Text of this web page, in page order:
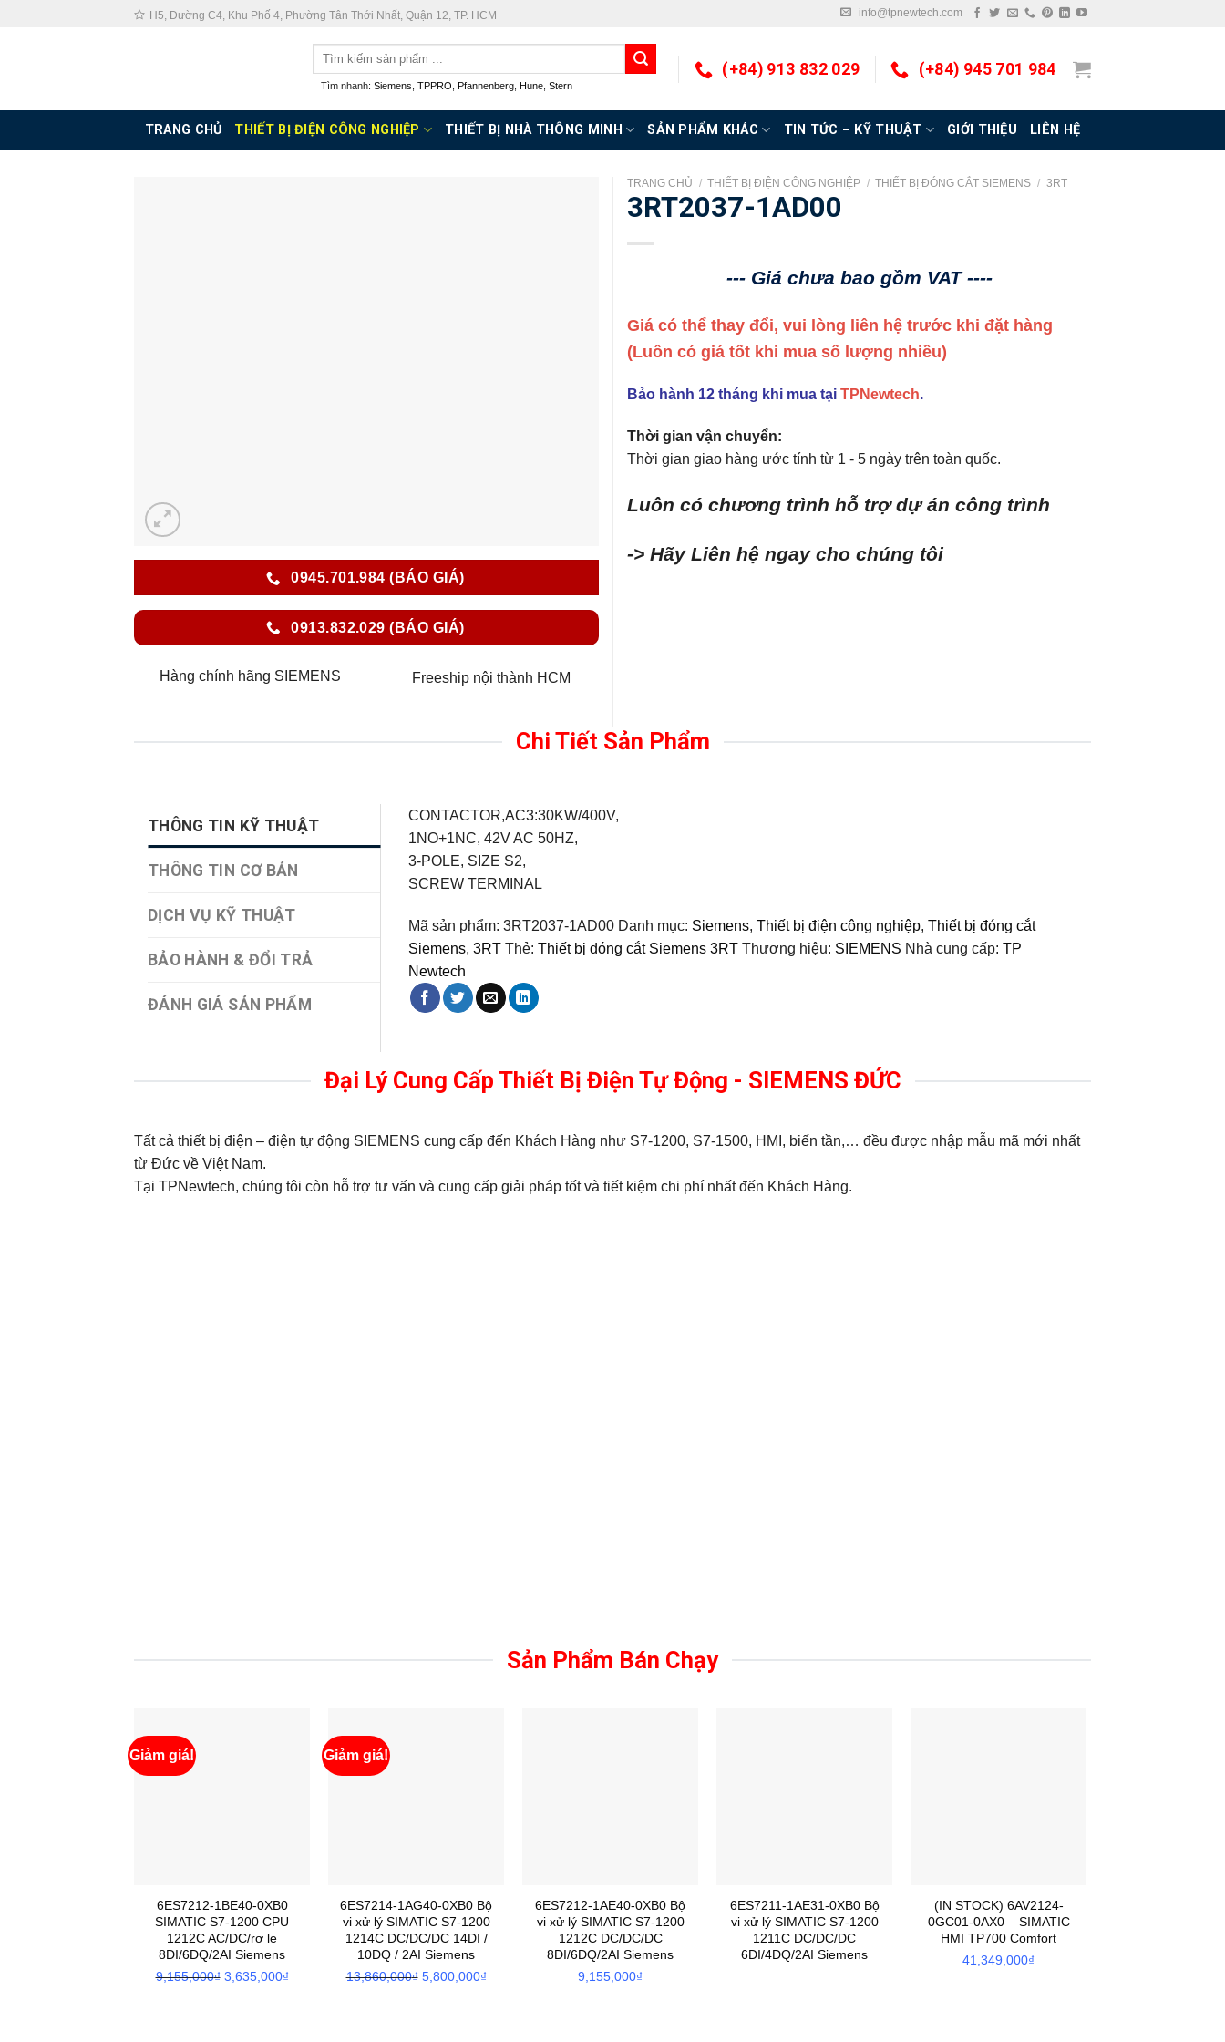
H5, Đường C4, Khu Phố 4, Phường Tân Thới Nhất, Quận 12, TP. HCM info@tpnewtech.com
Tìm
Tìm nhanh: Siemens TPPRO Pfannenberg Hune Stern
(+84) 913 832 029 (+84) 945 701 984
TRANG CHỦ THIẾT BỊ ĐIỆN CÔNG NGHIỆP THIẾT BỊ NHÀ THÔNG MINH SẢN PHẨM KHÁC TIN TỨC – KỸ THUẬT GIỚI THIỆU LIÊN HỆ
0945.701.984 (BÁO GIÁ)
0913.832.029 (BÁO GIÁ)
Hàng chính hãng SIEMENS Freeship nội thành HCM
TRANG CHỦ / THIẾT BỊ ĐIỆN CÔNG NGHIỆP / THIẾT BỊ ĐÓNG CẮT SIEMENS / 3RT
3RT2037-1AD00
--- Giá chưa bao gồm VAT ----
Giá có thể thay đổi, vui lòng liên hệ trước khi đặt hàng
(Luôn có giá tốt khi mua số lượng nhiều)
Bảo hành 12 tháng khi mua tại TPNewtech.
Thời gian vận chuyển:
Thời gian giao hàng ước tính từ 1 - 5 ngày trên toàn quốc.
Luôn có chương trình hỗ trợ dự án công trình
-> Hãy Liên hệ ngay cho chúng tôi
Chi Tiết Sản Phẩm
THÔNG TIN KỸ THUẬT
THÔNG TIN CƠ BẢN
DỊCH VỤ KỸ THUẬT
BẢO HÀNH & ĐỔI TRẢ
ĐÁNH GIÁ SẢN PHẨM
CONTACTOR,AC3:30KW/400V,
1NO+1NC, 42V AC 50HZ,
3-POLE, SIZE S2,
SCREW TERMINAL
Mã sản phẩm: 3RT2037-1AD00 Danh mục: Siemens, Thiết bị điện công nghiệp, Thiết bị đóng cắt
Siemens, 3RT Thẻ: Thiết bị đóng cắt Siemens 3RT Thương hiệu: SIEMENS Nhà cung cấp: TP
Newtech
Đại Lý Cung Cấp Thiết Bị Điện Tự Động - SIEMENS ĐỨC
Tất cả thiết bị điện – điện tự động SIEMENS cung cấp đến Khách Hàng như S7-1200, S7-1500, HMI, biến tần,… đều được nhập mẫu mã mới nhất
từ Đức về Việt Nam.
Tại TPNewtech, chúng tôi còn hỗ trợ tư vấn và cung cấp giải pháp tốt và tiết kiệm chi phí nhất đến Khách Hàng.
Sản Phẩm Bán Chạy
Giảm giá!
6ES7212-1BE40-0XB0
SIMATIC S7-1200 CPU
1212C AC/DC/rơ le
8DI/6DQ/2AI Siemens
9,155,000₫ Giá
3,635,000₫
Giảm giá!
6ES7214-1AG40-0XB0 Bộ
vi xử lý SIMATIC S7-1200
1214C DC/DC/DC 14DI /
10DQ / 2AI Siemens
13,860,000₫ Giá
5,800,000₫
6ES7212-1AE40-0XB0 Bộ
vi xử lý SIMATIC S7-1200
1212C DC/DC/DC
8DI/6DQ/2AI Siemens
9,155,000₫
6ES7211-1AE31-0XB0 Bộ
vi xử lý SIMATIC S7-1200
1211C DC/DC/DC
6DI/4DQ/2AI Siemens
(IN STOCK) 6AV2124-
0GC01-0AX0 – SIMATIC
HMI TP700 Comfort
41,349,000₫